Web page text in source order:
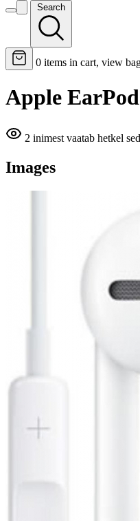
Search
0 items in cart, view
Apple
2 inimest vaatab hetkel
Images